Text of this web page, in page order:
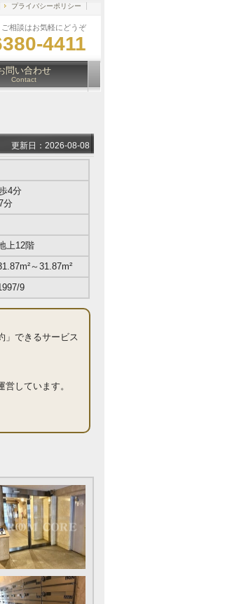
相談はお気軽にどうぞ
4411
プライバシーポリシー
問い合わせ
Contact
更新日：2026-08-08
4分
分
上12階
～31.87m²
9
」できるサービス
しています。